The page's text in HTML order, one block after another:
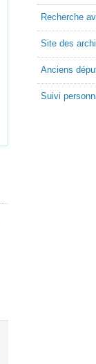
Recherche
Site des
Anciens
Suivi